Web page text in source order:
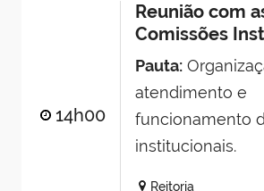
14h00
Reunião com
Comissões
Pauta:
atendimento e
funcionamento
institucionais.
Reitoria